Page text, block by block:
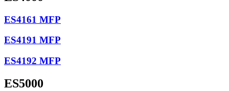
ES4161 MFP
ES4191 MFP
ES4192 MFP
ES5000